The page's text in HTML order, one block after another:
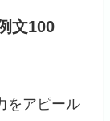
文100
をアピール